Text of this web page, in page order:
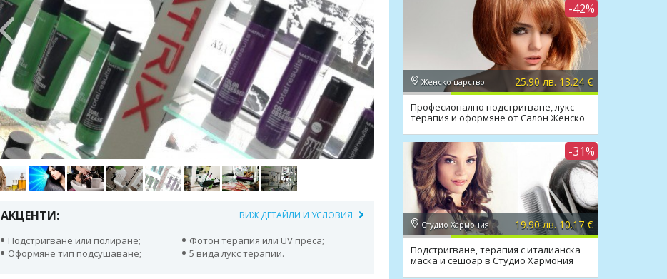
АКЦЕНТИ: ВИЖ ДЕТАЙЛИ И УСЛОВИЯ
Подстригване или полиране;
Фотон терапия или UV преса;
Оформяне тип подсушаване;
5 вида лукс терапии.
-42%
Женско царство. 25.90 лв. 13.24 €
Професионално подстригване, лукс
терапия и оформяне от Салон Женско
-31%
Студио Хармония 19.90 лв. 10.17 €
Подстригване, терапия с италианска
маска и сешоар в Студио Хармония